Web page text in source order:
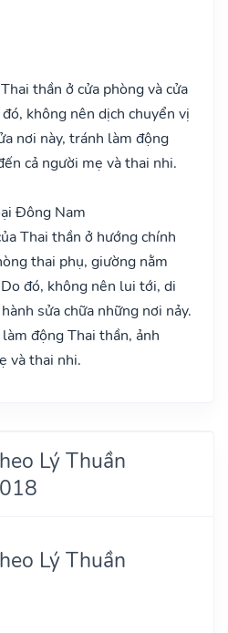
thần ở cửa phòng và cửa
không nên dịch chuyển vị
nơi này, tránh làm động
cả người mẹ và thai nhi.
Đông Nam
Thai thần ở hướng chính
thai phụ, giường nằm
đó, không nên lui tới, di
sửa chữa những nơi nảy.
động Thai thần, ảnh
và thai nhi.
Lý Thuần
Lý Thuần